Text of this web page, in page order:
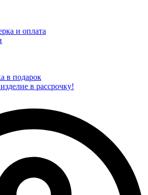
и оплата
в подарок
в рассрочку!